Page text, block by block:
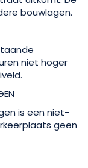
bouwlagen.
niet hoger
is een niet-
geen